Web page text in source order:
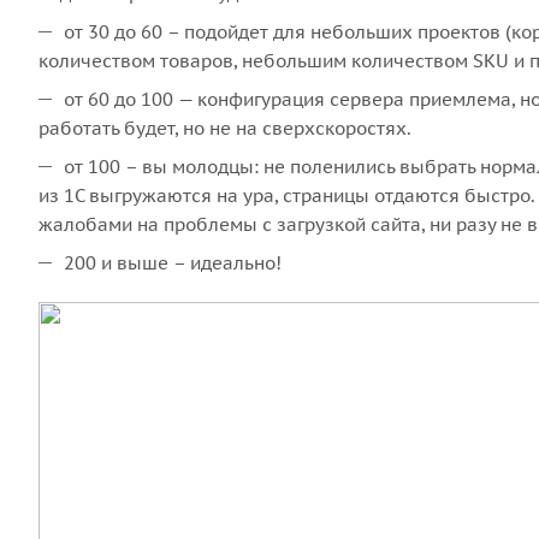
от 30 до 60 – подойдет для небольших проектов
количеством товаров, небольшим количеством SKU и
от 60 до 100 — конфигурация сервера приемлема,
работать будет, но не на сверхскоростях.
от 100 – вы молодцы: не поленились выбрать
из 1С выгружаются на ура, страницы отдаются
жалобами на проблемы с загрузкой сайта, ни разу
200 и выше – идеально!